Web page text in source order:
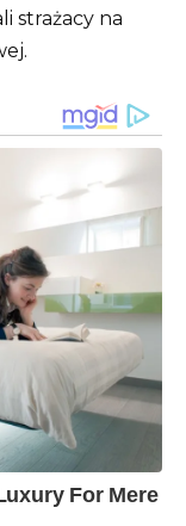
strażacy na